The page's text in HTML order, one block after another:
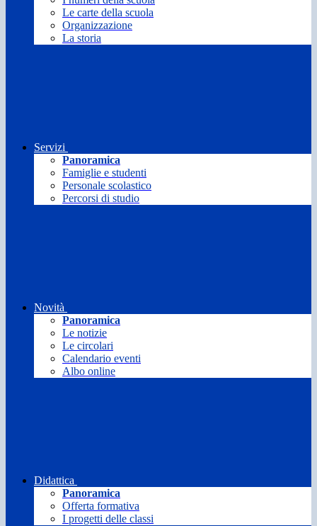
Le carte della scuola
Organizzazione
La storia
Servizi
Panoramica
Famiglie e studenti
Personale scolastico
Percorsi di studio
Novità
Panoramica
Le notizie
Le circolari
Calendario eventi
Albo online
Didattica
Panoramica
Offerta formativa
I progetti delle classi